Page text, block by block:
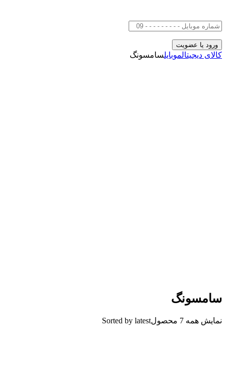
کالای دیجیتالموبایلسامسونگ
سامسونگ
نمایش همه 7 محصول Sorted by latest